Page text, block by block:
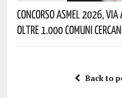
Concorso Asmel 2026,
Oltre 1.000 Comuni
Back to